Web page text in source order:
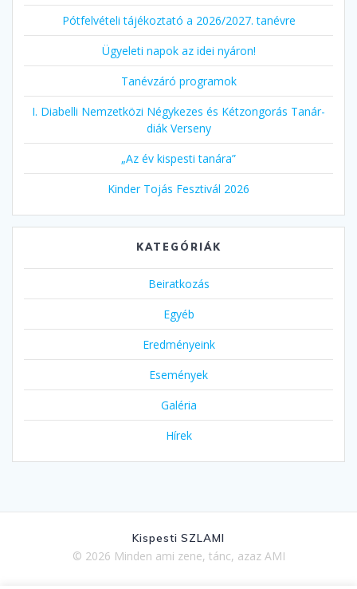
Pótfelvételi tájékoztató a 2026/2027. tanévre
Ügyeleti napok az idei nyáron!
Tanévzáró programok
I. Diabelli Nemzetközi Négykezes és Kétzongorás Tanár-
diák Verseny
„Az év kispesti tanára”
Kinder Tojás Fesztivál 2026
KATEGÓRIÁK
Beiratkozás
Egyéb
Eredményeink
Események
Galéria
Hírek
Kispesti SZLAMI
© 2026 Minden ami zene, tánc, azaz AMI